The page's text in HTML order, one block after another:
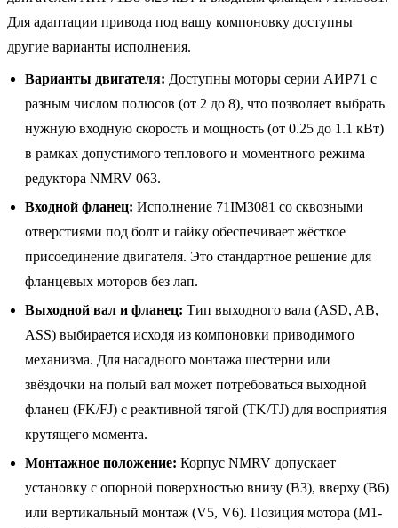
Для адаптации привода под вашу компоновку доступны
другие варианты исполнения.
Варианты двигателя: Доступны моторы серии АИР71 с
разным числом полюсов (от 2 до 8), что позволяет выбрать
нужную входную скорость и мощность (от 0.25 до 1.1 кВт)
в рамках допустимого теплового и моментного режима
редуктора NMRV 063.
Входной фланец: Исполнение 71IM3081 со сквозными
отверстиями под болт и гайку обеспечивает жёсткое
присоединение двигателя. Это стандартное решение для
фланцевых моторов без лап.
Выходной вал и фланец: Тип выходного вала (ASD, AB,
ASS) выбирается исходя из компоновки приводимого
механизма. Для насадного монтажа шестерни или
звёздочки на полый вал может потребоваться выходной
фланец (FK/FJ) с реактивной тягой (TK/TJ) для восприятия
крутящего момента.
Монтажное положение: Корпус NMRV допускает
установку с опорной поверхностью внизу (B3), вверху (B6)
или вертикальный монтаж (V5, V6). Позиция мотора (M1-